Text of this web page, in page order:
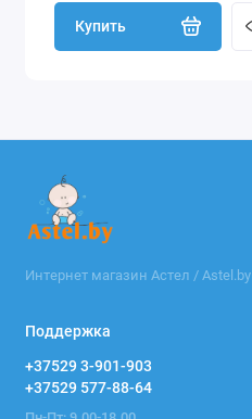
Купить
Интернет магазин Астел / Astel.by
Поддержка
+37529 3-901-903
+37529 577-88-64